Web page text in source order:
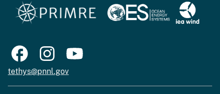
tethys@pnnl.gov